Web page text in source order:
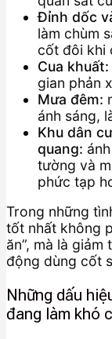
Đỉnh dốc
làm chùm
cốt đôi khi
Cua khuất:
gian phản
Mưa đêm:
ánh sáng,
Khu dân
quang:
tường và
phức tạp
Trong những
tốt nhất không
ăn”, mà là
động dùng cốt
Những dấu
đang làm khó